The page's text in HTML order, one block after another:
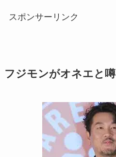
スポンサーリンク
フジモンがオネエと噂